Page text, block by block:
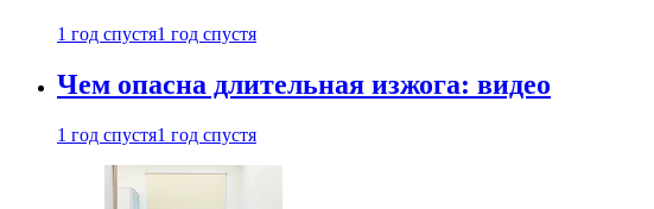
1 год спустя1 год спустя
Чем опасна длительная изжога: видео
1 год спустя1 год спустя